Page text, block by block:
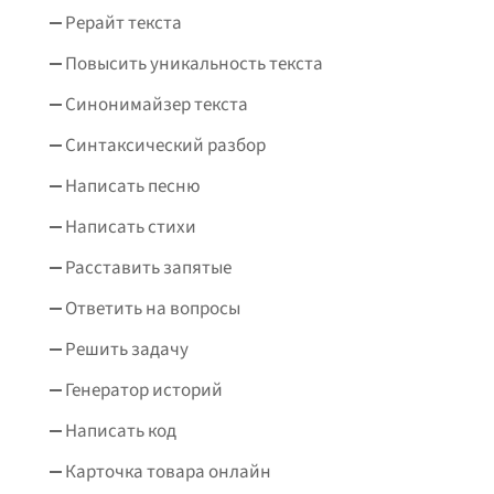
Рерайт текста
Повысить уникальность текста
Синонимайзер текста
Синтаксический разбор
Написать песню
Написать стихи
Расставить запятые
Ответить на вопросы
Решить задачу
Генератор историй
Написать код
Карточка товара онлайн